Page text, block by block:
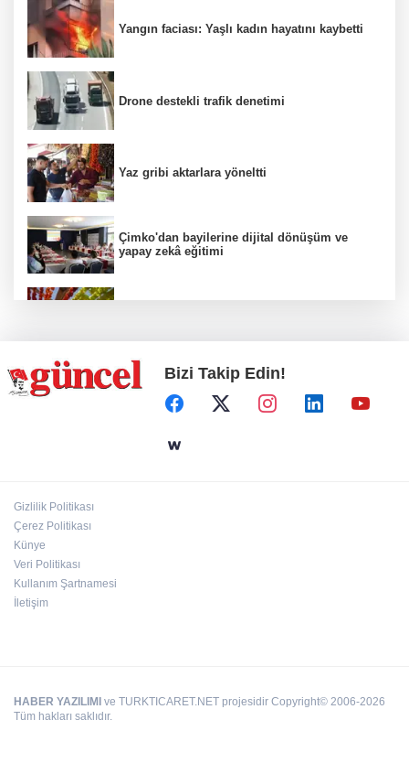
Yangın faciası: Yaşlı kadın hayatını kaybetti
Drone destekli trafik denetimi
Yaz gribi aktarlara yöneltti
Çimko'dan bayilerine dijital dönüşüm ve
yapay zekâ eğitimi
Hamileler denize veya havuza girebilir mi?
Bizi Takip Edin!
Gizlilik Politikası
Çerez Politikası
Künye
Veri Politikası
Kullanım Şartnamesi
İletişim
HABER YAZILIMI ve TURKTICARET.NET projesidir Copyright© 2006-2026
Tüm hakları saklıdır.